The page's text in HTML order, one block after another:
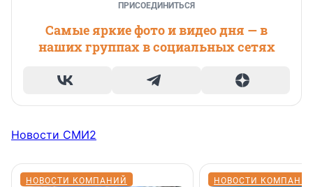
ПРИСОЕДИНИТЬСЯ
Самые яркие фото и видео дня — в
наших группах в социальных сетях
Новости СМИ2
НОВОСТИ КОМПАНИЙ НОВОСТИ